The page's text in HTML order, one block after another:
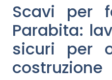
Scavi per
Parabita:
sicuri per
costruzione